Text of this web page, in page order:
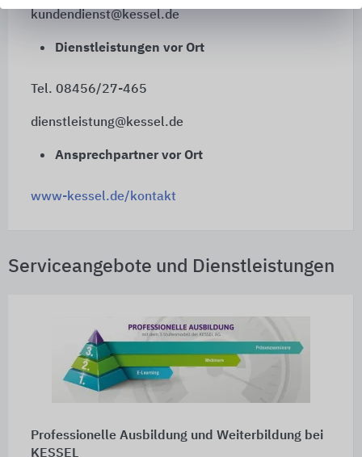
kundendienst@kessel.de
Dienstleistungen vor Ort
Tel. 08456/27-465
dienstleistung@kessel.de
Ansprechpartner vor Ort
www-kessel.de/kontakt
Serviceangebote und Dienstleistungen
Professionelle Ausbildung und Weiterbildung bei
KESSEL